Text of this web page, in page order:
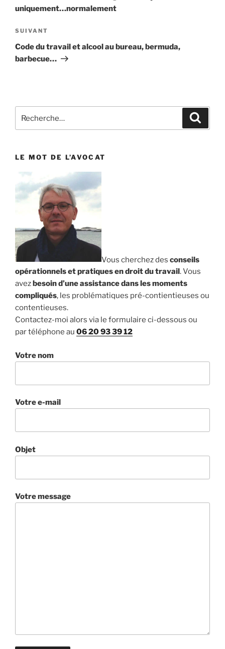
l’article
uniquement…normalement
Article
suivant
SUIVANT
Code du travail et alcool au bureau, bermuda,
barbecue…
pour
LE MOT DE L’AVOCAT
Vous cherchez des conseils
opérationnels et pratiques en droit du travail. Vous
avezbesoin d’une assistance dans les moments
compliqués, les problématiques pré-contientieuses ou
contentieuses.
Contactez-moi alors via le formulaire ci-dessous ou
par téléphone au 06 20 93 39 12
Votre nom
Votre e-mail
Objet
Votre message